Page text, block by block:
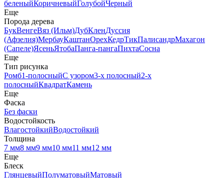
беленыйКоричневыйГолубойЧерный
Еще
Порода дерева
БукВенгеВяз (Ильм)ДубКленДуссия
(Афзелия)МербауКаштанОрехКедрТикПалисандрМахагон
(Сапеле)ЯсеньЯтобаПанга-пангаПихтаСосна
Еще
Тип рисунка
Ромб1-полосныйС узором3-х полосный2-х
полосныйКвадратКамень
Еще
Фаска
Без фаски
Водостойкость
ВлагостойкийВодостойкий
Толщина
7 мм8 мм9 мм10 мм11 мм12 мм
Еще
Блеск
ГлянцевыйПолуматовыйМатовый